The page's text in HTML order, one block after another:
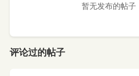
暂无发布的帖子
评论过的帖子